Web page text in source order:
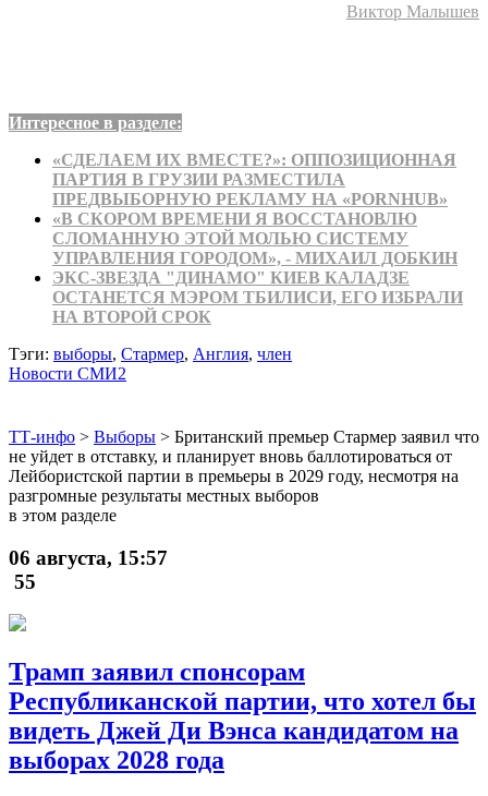
Виктор Малышев
Интересное в разделе:
«СДЕЛАЕМ ИХ ВМЕСТЕ?»: ОППОЗИЦИОННАЯ
ПАРТИЯ В ГРУЗИИ РАЗМЕСТИЛА
ПРЕДВЫБОРНУЮ РЕКЛАМУ НА «PORNHUB»
«В СКОРОМ ВРЕМЕНИ Я ВОССТАНОВЛЮ
СЛОМАННУЮ ЭТОЙ МОЛЬЮ СИСТЕМУ
УПРАВЛЕНИЯ ГОРОДОМ», - МИХАИЛ ДОБКИН
ЭКС-ЗВЕЗДА "ДИНАМО" КИЕВ КАЛАДЗЕ
ОСТАНЕТСЯ МЭРОМ ТБИЛИСИ, ЕГО ИЗБРАЛИ
НА ВТОРОЙ СРОК
Тэги: выборы, Стармер, Англия, член
Новости СМИ2
ТТ-инфо > Выборы > Британский премьер Стармер заявил что
не уйдет в отставку, и планирует вновь баллотироваться от
Лейбористской партии в премьеры в 2029 году, несмотря на
разгромные результаты местных выборов
в этом разделе
06 августа, 15:57
55
Трамп заявил спонсорам
Республиканской партии, что хотел бы
видеть Джей Ди Вэнса кандидатом на
выборах 2028 года